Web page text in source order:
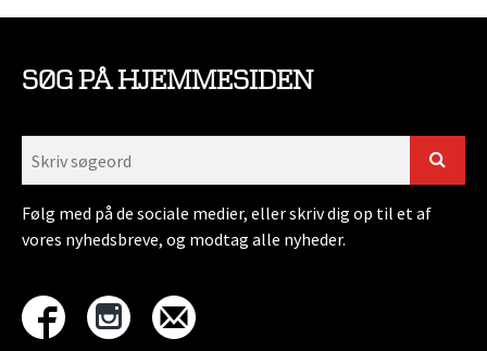
SØG PÅ HJEMMESIDEN
Følg med på de sociale medier, eller skriv dig op til et af
vores nyhedsbreve, og modtag alle nyheder.